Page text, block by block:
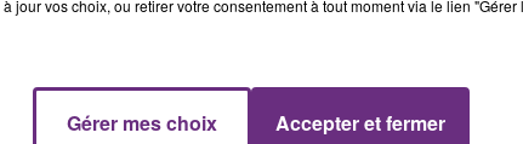
19h00 - 19h15
jour vos choix, ou retirer votre consentement à tout moment via le lien
Gérer mes choix Accepter et fermer